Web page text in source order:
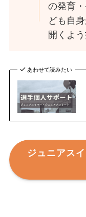
の発育
ども自
開くよ
あわせて読みたい
ジュニアス